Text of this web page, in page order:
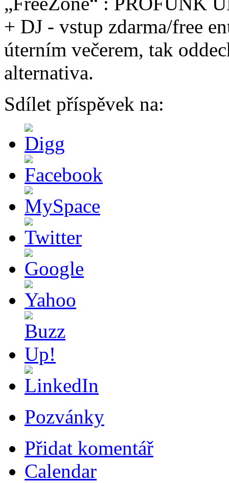
+ DJ - vstup zdarma/free
úterním večerem, tak
alternativa.
Sdílet příspěvek na:
Pozvánky
Přidat komentář
Calendar